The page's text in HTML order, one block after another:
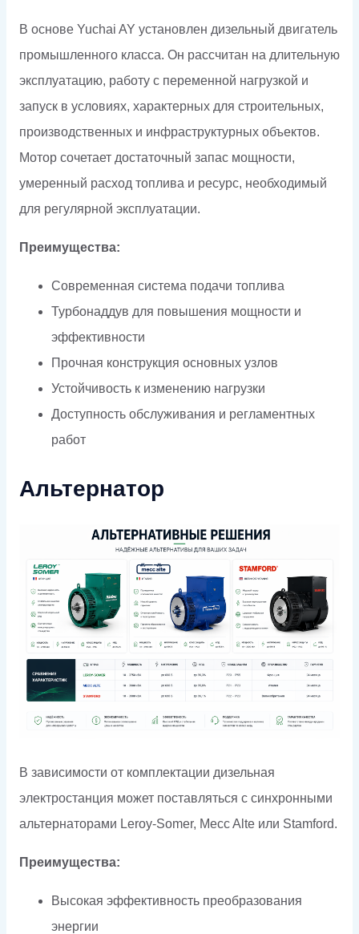
В основе Yuchai AY установлен дизельный двигатель
промышленного класса. Он рассчитан на длительную
эксплуатацию, работу с переменной нагрузкой и
запуск в условиях, характерных для строительных,
производственных и инфраструктурных объектов.
Мотор сочетает достаточный запас мощности,
умеренный расход топлива и ресурс, необходимый
для регулярной эксплуатации.
Преимущества:
Современная система подачи топлива
Турбонаддув для повышения мощности и
эффективности
Прочная конструкция основных узлов
Устойчивость к изменению нагрузки
Доступность обслуживания и регламентных
работ
Альтернатор
В зависимости от комплектации дизельная
электростанция может поставляться с синхронными
альтернаторами Leroy-Somer, Mecc Alte или Stamford.
Преимущества:
Высокая эффективность преобразования
энергии